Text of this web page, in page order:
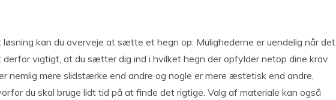
løsning kan du overveje at sætte et hegn op. Mulighederne er uendelig når det
derfor vigtigt, at du sætter dig ind i hvilket hegn der opfylder netop dine krav
nemlig mere slidstærke end andre og nogle er mere æstetisk end andre,
du skal bruge lidt tid på at finde det rigtige. Valg af materiale kan også